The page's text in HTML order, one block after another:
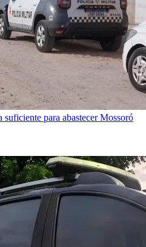
suficiente para abastecer Mossoró